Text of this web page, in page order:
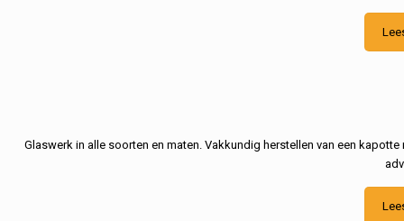
Glaswerk in alle soorten en maten. Vakkundig herstellen van een